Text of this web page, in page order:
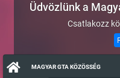
Üdvözlünk a
Csatlakozz
MAGYAR GTA KÖZÖSSÉG